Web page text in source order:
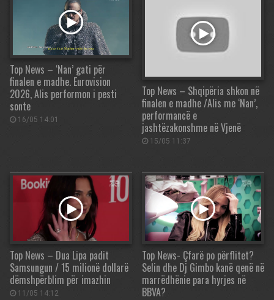
Top News – ‘Nan’ gati për
finalen e madhe. Eurovision
2026, Alis performon i pesti
sonte
16/05 14:01
Top News – Shqipëria shkon në
finalen e madhe /Alis me ‘Nan’,
performancë e
jashtëzakonshme në Vjenë
15/05 11:37
Top News – Dua Lipa padit
Samsungun / 15 milionë dollarë
dëmshpërblim për imazhin
11/05 14:12
Top News- Çfarë po përflitet?
Selin dhe Dj Gimbo kanë qenë në
marrëdhënie para hyrjes në
BBVA?